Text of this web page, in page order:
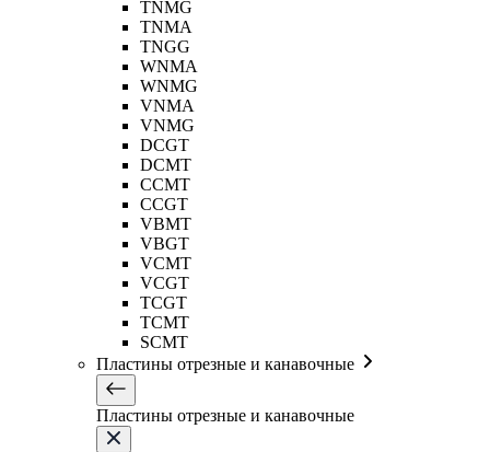
TNMG
TNMA
TNGG
WNMA
WNMG
VNMA
VNMG
DCGT
DCMT
CCMT
CCGT
VBMT
VBGT
VCMT
VCGT
TCGT
TCMT
SCMT
Пластины отрезные и канавочные
Пластины отрезные и канавочные